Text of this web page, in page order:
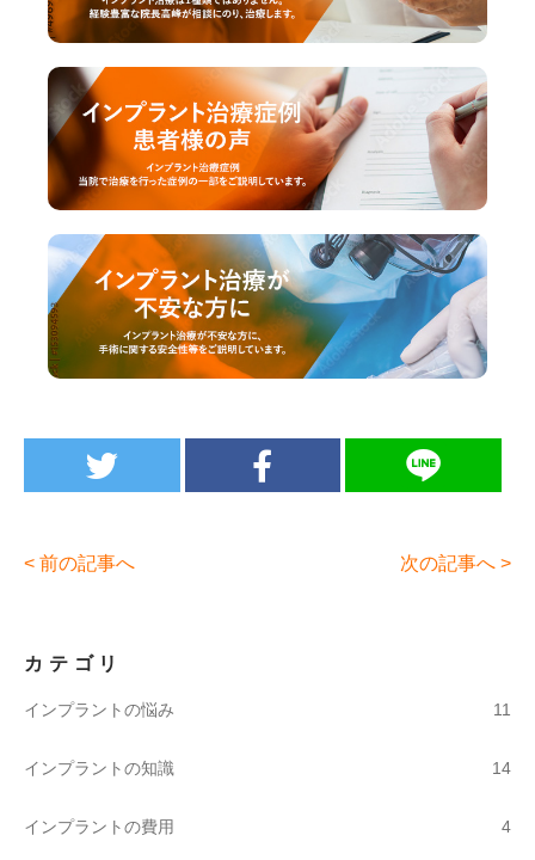
カテゴリ
インプラントの悩み 11
インプラントの知識 14
インプラントの費用 4
< 前の記事へ 次の記事へ >